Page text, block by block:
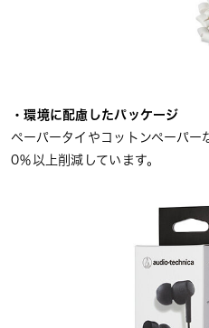
・環境に配慮したパッケージ
ペーパータイやコットンペーパ
0％以上削減しています。